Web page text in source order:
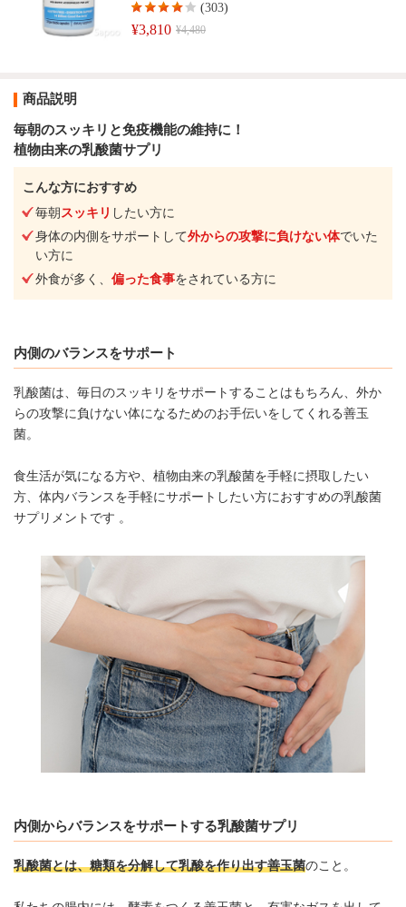
¥3,810 ¥4,480
(303)
商品説明
毎朝のスッキリと免疫機能の維持に！
植物由来の乳酸菌サプリ
こんな方におすすめ
毎朝 スッキリ したい方に
身体の内側をサポートして外からの攻撃に負けない体でいた
い方に
外食が多く、 偏った食事をされている方に
内側のバランスをサポート
乳酸菌は、毎日のスッキリをサポートすることはもちろん、外か
らの攻撃に負けない体になるためのお手伝いをしてくれる善玉
菌。
食生活が気になる方や、植物由来の乳酸菌を手軽に摂取したい
方、体内バランスを手軽にサポートしたい方におすすめの乳酸菌
サプリメントです 。
内側からバランスをサポートする乳酸菌サプリ
乳酸菌とは、糖類を分解して乳酸を作り出す善玉菌のこと。